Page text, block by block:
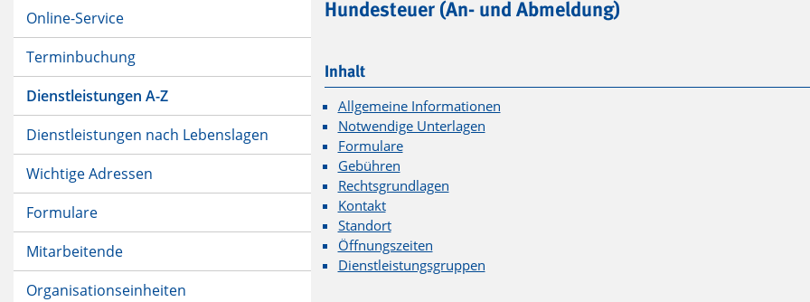
Online-Service
Terminbuchung
Dienstleistungen A-Z
Dienstleistungen nach Lebenslagen
Wichtige Adressen
Formulare
Mitarbeitende
Organisationseinheiten
Hundesteuer (An- und Abmeldung)
Inhalt
Allgemeine Informationen
Notwendige Unterlagen
Formulare
Gebühren
Rechtsgrundlagen
Kontakt
Standort
Öffnungszeiten
Dienstleistungsgruppen